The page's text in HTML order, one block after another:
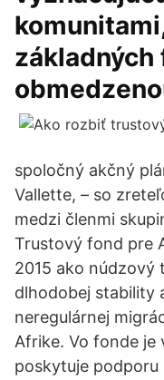
spoločný akčný
Vallette, – so
medzi členmi
Trustový fond pre
2015 ako
dlhodobej stability
neregulárnej
Afrike. Vo fonde je
poskytuje